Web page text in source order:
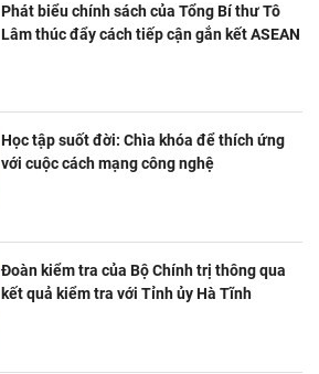
Phát biểu chính sách của Tổng Bí thư Tô
Lâm thúc đẩy cách tiếp cận gắn kết ASEAN
Học tập suốt đời: Chìa khóa để thích ứng
với cuộc cách mạng công nghệ
Đoàn kiểm tra của Bộ Chính trị thông qua
kết quả kiểm tra với Tỉnh ủy Hà Tĩnh